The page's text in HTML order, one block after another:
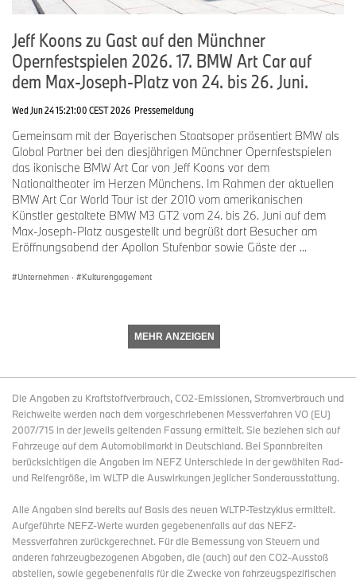
Jeff Koons zu Gast auf den Münchner
Opernfestspielen 2026. 17. BMW Art Car auf
dem Max-Joseph-Platz von 24. bis 26. Juni.
Wed Jun 24 15:21:00 CEST 2026 Pressemeldung
Gemeinsam mit der Bayerischen Staatsoper präsentiert BMW als
Global Partner bei den diesjährigen Münchner Opernfestspielen
das ikonische BMW Art Car von Jeff Koons vor dem
Nationaltheater im Herzen Münchens. Im Rahmen der aktuellen
BMW Art Car World Tour ist der 2010 vom amerikanischen
Künstler gestaltete BMW M3 GT2 vom 24. bis 26. Juni auf dem
Max-Joseph-Platz ausgestellt und begrüßt dort Besucher am
Eröffnungsabend der Apollon Stufenbar sowie Gäste der ...
Unternehmen · Kulturengagement
MEHR ANZEIGEN
Die Angaben zu Kraftstoffverbrauch, CO2-Emissionen, Stromverbrauch und
Reichweite werden nach dem vorgeschriebenen Messverfahren VO (EU)
2007/715 in der jeweils geltenden Fassung ermittelt. Sie beziehen sich auf
Fahrzeuge auf dem Automobilmarkt in Deutschland. Bei Spannbreiten
berücksichtigen die Angaben im NEFZ Unterschiede in der gewählten Rad-
und Reifengröße, im WLTP die Auswirkungen jeglicher Sonderausstattung.
Alle Angaben sind bereits auf Basis des neuen WLTP-Testzyklus ermittelt.
Aufgeführte NEFZ-Werte wurden gegebenenfalls auf das NEFZ-
Messverfahren zurückgerechnet. Für die Bemessung von Steuern und
anderen fahrzeugbezogenen Abgaben, die (auch) auf den CO2-Ausstoß
abstellen, sowie gegebenenfalls für die Zwecke von fahrzeugspezifischen